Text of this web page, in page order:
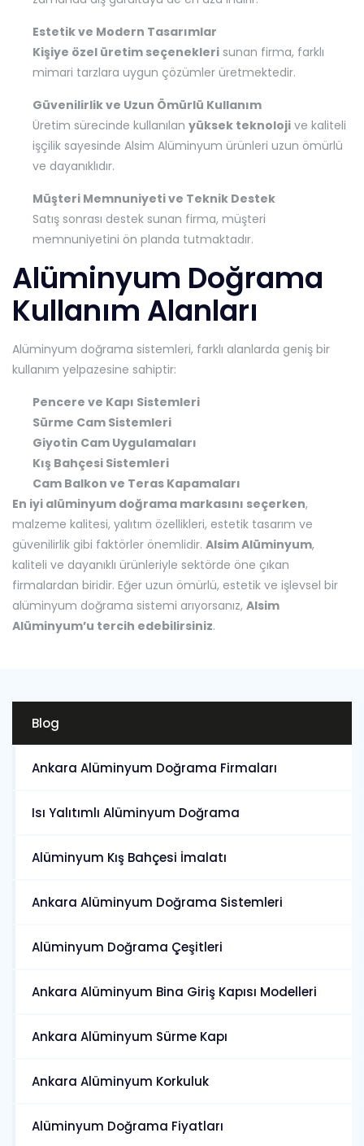
Estetik ve Modern Tasarımlar
Kişiye özel üretim seçenekleri sunan firma, farklı
mimari tarzlara uygun çözümler üretmektedir.
Güvenilirlik ve Uzun Ömürlü Kullanım
Üretim sürecinde kullanılan yüksek teknoloji ve kaliteli
işçilik sayesinde Alsim Alüminyum ürünleri uzun ömürlü
ve dayanıklıdır.
Müşteri Memnuniyeti ve Teknik Destek
Satış sonrası destek sunan firma, müşteri
memnuniyetini ön planda tutmaktadır.
Alüminyum Doğrama
Kullanım Alanları
Alüminyum doğrama sistemleri, farklı alanlarda geniş bir
kullanım yelpazesine sahiptir:
Pencere ve Kapı Sistemleri
Sürme Cam Sistemleri
Giyotin Cam Uygulamaları
Kış Bahçesi Sistemleri
Cam Balkon ve Teras Kapamaları
En iyi alüminyum doğrama markasını seçerken,
malzeme kalitesi, yalıtım özellikleri, estetik tasarım ve
güvenilirlik gibi faktörler önemlidir. Alsim Alüminyum,
kaliteli ve dayanıklı ürünleriyle sektörde öne çıkan
firmalardan biridir. Eğer uzun ömürlü, estetik ve işlevsel bir
alüminyum doğrama sistemi arıyorsanız, Alsim
Alüminyum’u tercih edebilirsiniz.
Blog
Ankara Alüminyum Doğrama Firmaları
Isı Yalıtımlı Alüminyum Doğrama
Alüminyum Kış Bahçesi İmalatı
Ankara Alüminyum Doğrama Sistemleri
Alüminyum Doğrama Çeşitleri
Ankara Alüminyum Bina Giriş Kapısı Modelleri
Ankara Alüminyum Sürme Kapı
Ankara Alüminyum Korkuluk
Alüminyum Doğrama Fiyatları